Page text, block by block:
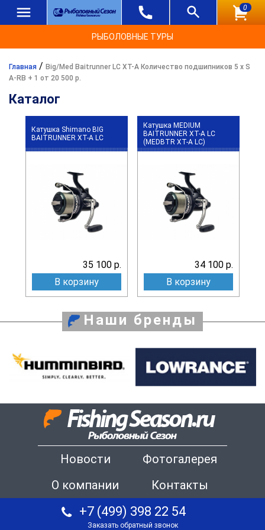
0
РЫБОЛОВНЫЕ ТУРЫ
Главная / Big/Med Baitrunner LC XT-A Количество подшипников 5 x S
A-RB + 1 от 20 500 р.
Каталог
Катушка Shimano BIG
BAITRUNNER XT-A LC
35 100 р.
В корзину
Катушка MEDIUM
BAITRUNNER XT-A LC
(MEDBTR XT-A LC)
34 100 р.
В корзину
Наши бренды
Новости
Фотогалерея
О компании
Контакты
+7 (499) 398 22 54
Заказать обратный звонок